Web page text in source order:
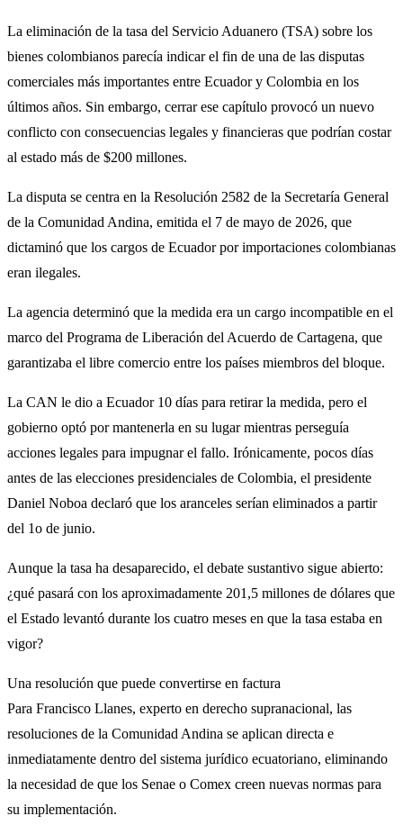
La eliminación de la tasa del Servicio Aduanero (TSA) sobre los
bienes colombianos parecía indicar el fin de una de las disputas
comerciales más importantes entre Ecuador y Colombia en los
últimos años. Sin embargo, cerrar ese capítulo provocó un nuevo
conflicto con consecuencias legales y financieras que podrían costar
al estado más de $200 millones.
La disputa se centra en la Resolución 2582 de la Secretaría General
de la Comunidad Andina, emitida el 7 de mayo de 2026, que
dictaminó que los cargos de Ecuador por importaciones colombianas
eran ilegales.
La agencia determinó que la medida era un cargo incompatible en el
marco del Programa de Liberación del Acuerdo de Cartagena, que
garantizaba el libre comercio entre los países miembros del bloque.
La CAN le dio a Ecuador 10 días para retirar la medida, pero el
gobierno optó por mantenerla en su lugar mientras perseguía
acciones legales para impugnar el fallo. Irónicamente, pocos días
antes de las elecciones presidenciales de Colombia, el presidente
Daniel Noboa declaró que los aranceles serían eliminados a partir
del 1o de junio.
Aunque la tasa ha desaparecido, el debate sustantivo sigue abierto:
¿qué pasará con los aproximadamente 201,5 millones de dólares que
el Estado levantó durante los cuatro meses en que la tasa estaba en
vigor?
Una resolución que puede convertirse en factura
Para Francisco Llanes, experto en derecho supranacional, las
resoluciones de la Comunidad Andina se aplican directa e
inmediatamente dentro del sistema jurídico ecuatoriano, eliminando
la necesidad de que los Senae o Comex creen nuevas normas para
su implementación.